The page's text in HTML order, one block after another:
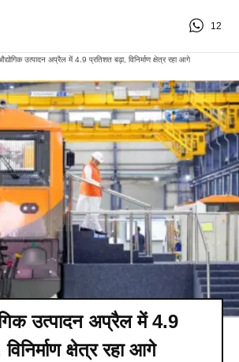
12
उत्पादन अप्रैल में 4.9 प्रतिशत बढ़ा, विनिर्माण क्षेत्र रहा आगे
उत्पादन अप्रैल में 4.9
क्षेत्र रहा आगे